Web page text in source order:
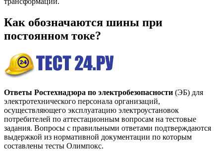
Как обозначаются шины при
постоянном токе?
Ответы Ростехнадзора по электробезопасности (ЭБ) для
электротехнического персонала организаций,
осуществляющего эксплуатацию электроустановок
потребителей по аттестационным вопросам на тестовые
задания. Вопросы с правильными ответами подтверждаются
выдержкой из нормативной документации по которым
составлены тесты Олимпокс.